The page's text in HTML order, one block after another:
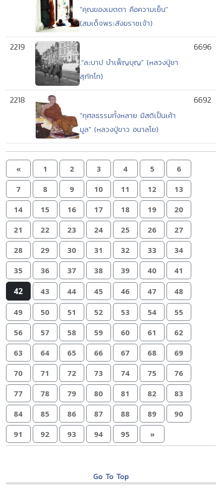
"คุณของเมตตา คือความเย็น"
(สมเด็จพระสังฆราชเจ้า)
2219
."ละบาป บำเพ็ญบุญ" (หลวงปู่ชา
สุภัทโท)
6696
2218
"กุศลธรรมทั้งหลาย มีสติเป็นเค้า
มูล" (หลวงปู่ขาว อนาลโย)
6692
« 1 2 3 4 5 6
7 8 9 10 11 12 13
14 15 16 17 18 19 20
21 22 23 24 25 26 27
28 29 30 31 32 33 34
35 36 37 38 39 40 41
42 43 44 45 46 47 48
49 50 51 52 53 54 55
56 57 58 59 60 61 62
63 64 65 66 67 68 69
70 71 72 73 74 75 76
77 78 79 80 81 82 83
84 85 86 87 88 89 90
91 92 93 94 95 »
Go To Top